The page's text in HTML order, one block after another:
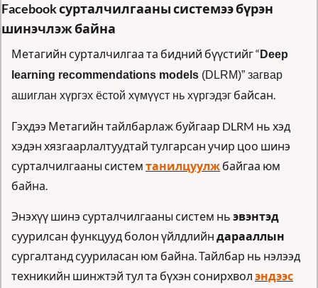
Facebook сурталчилгааны системээ бүрэн
шинэчлэж байна
Метагийн сурталчилгаа та бидний бүүстийг “ Deep
learning recommendations models (DLRM)” загвар
ашиглан хүргэх ёстой хүмүүст нь хүргэдэг байсан.
Гэхдээ Метагийн тайлбарлаж буйгаар DLRM нь хэд
хэдэн хязгаарлалтуудтай тулгарсан учир цоо шинэ
сурталчилгааны систем танилцуулж байгаа юм
байна.
Энэхүү шинэ сурталчилгааны систем нь эвэнтэд
суурилсан функцууд болон үйлдлийн дарааллын
сургалтанд сууриласан юм байна. Тайлбар нь нэлээд
техникийн шинжтэй тул та бүхэн сонирхвол эндээс